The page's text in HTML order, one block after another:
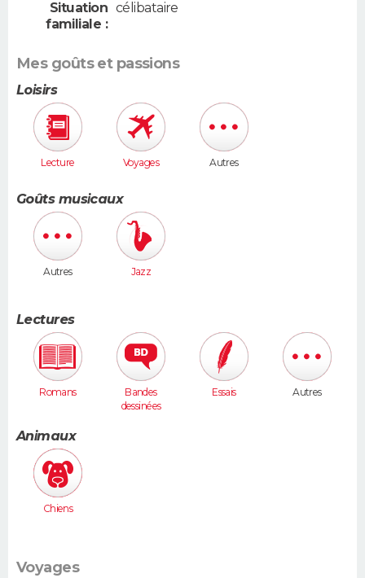
Situation
familiale :
célibataire
Mes goûts et passions
Loisirs
Lecture Voyages Autres
Goûts musicaux
Autres Jazz
Lectures
Romans
Bandes
dessinées
Essais Autres
Animaux
Chiens
Voyages